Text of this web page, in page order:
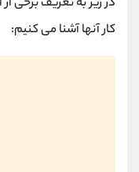
کار آنها آشنا می کنیم: